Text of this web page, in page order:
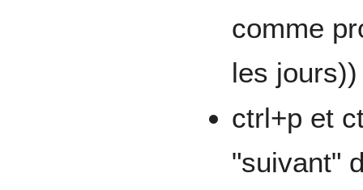
comme
les jours))
ctrl+p et
"suivant"